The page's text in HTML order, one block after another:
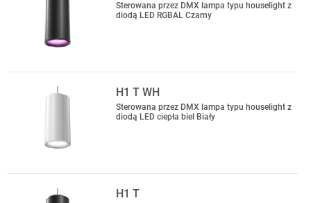
Sterowana przez DMX lampa typu houselight z
diodą LED RGBAL Czarny
H1 T WH
Sterowana przez DMX lampa typu houselight z
diodą LED ciepła biel Biały
H1 T